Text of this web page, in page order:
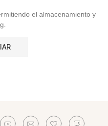
el almacenamiento y